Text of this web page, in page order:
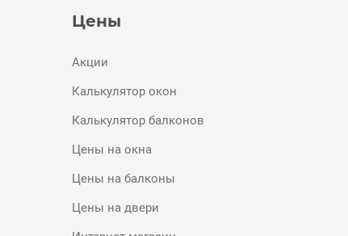
Цены
Акции
Калькулятор окон
Калькулятор балконов
Цены на окна
Цены на балконы
Цены на двери